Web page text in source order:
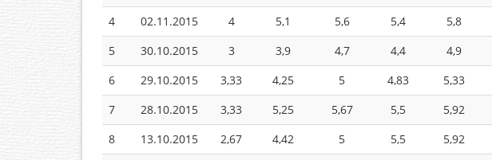
4
02.11.2015 4 5,1 5,6 5,4 5,8
5
30.10.2015 3 3,9 4,7 4,4 4,9
6
29.10.2015 3,33 4,25 5 4,83 5,33
7
28.10.2015 3,33 5,25 5,67 5,5 5,92
8
13.10.2015 2,67 4,42 5 5,5 5,92